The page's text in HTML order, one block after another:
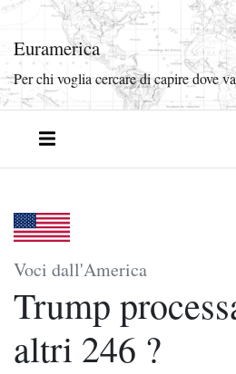
Euramerica
Per chi voglia cercare di capire dove
Voci dall'America
Trump
altri 246 ?